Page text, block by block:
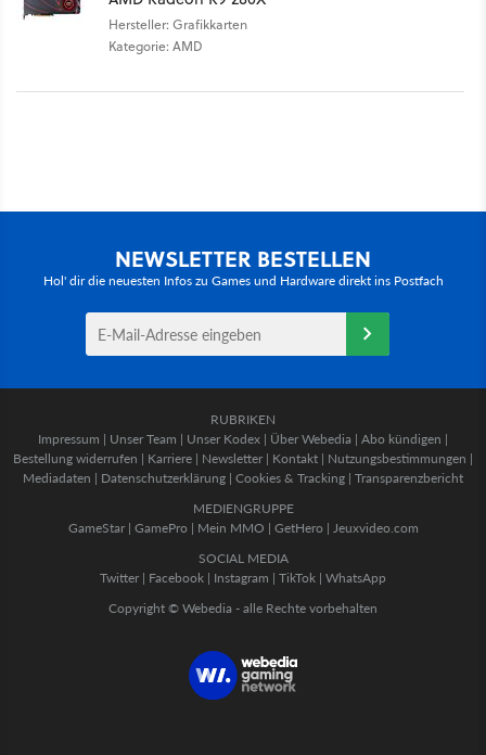
Hersteller: Grafikkarten
Kategorie: AMD
NEWSLETTER BESTELLEN
Hol' dir die neuesten Infos zu Games und Hardware direkt ins Postfach
RUBRIKEN
Impressum | Unser Team | Unser Kodex | Über Webedia | Abo kündigen |
Bestellung widerrufen | Karriere | Newsletter | Kontakt | Nutzungsbestimmungen |
Mediadaten | Datenschutzerklärung | Cookies & Tracking | Transparenzbericht
MEDIENGRUPPE
GameStar| GamePro | Mein MMO | GetHero | Jeuxvideo.com
SOCIAL MEDIA
Twitter | Facebook | Instagram | TikTok | WhatsApp
Copyright © Webedia - alle Rechte vorbehalten